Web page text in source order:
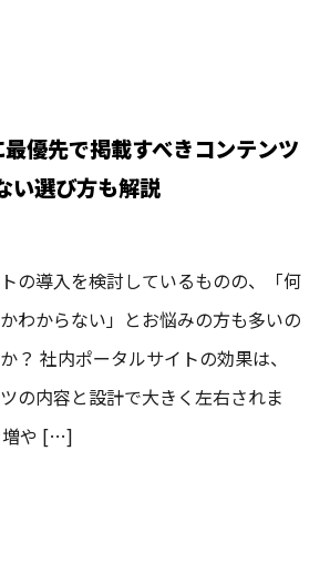
優先で掲載すべきコンテンツ
い選び方も解説
の導入を検討しているものの、「何
わからない」とお悩みの方も多いの
？ 社内ポータルサイトの効果は、
の内容と設計で大きく左右されま
増や […]